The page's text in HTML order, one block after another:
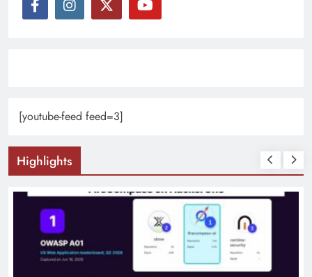
[youtube-feed feed=3]
Highlights